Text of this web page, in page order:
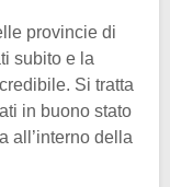
provincie di
subito e la
Si tratta
in buono stato
all’interno della